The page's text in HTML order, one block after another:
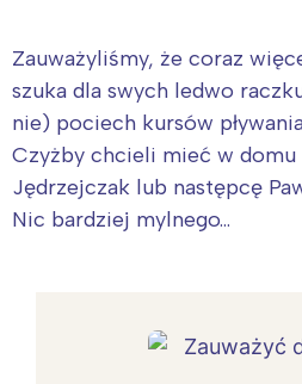
Zauważyliśmy, że coraz
szuka dla swych ledwo
nie) pociech kursów
Czyżby chcieli mieć w
Jędrzejczak lub następcę
Nic bardziej mylnego…